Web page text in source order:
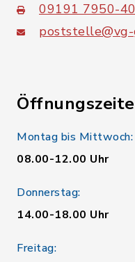
09191 7950-40
Montag bis Mittwoch:
08.00-12.00 Uhr
Donnerstag:
14.00-18.00 Uhr
Freitag: